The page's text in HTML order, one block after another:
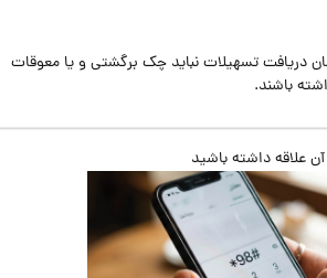
تسهیلات نباید چک برگشتی و یا معوقات
باشند.
داشته باشید